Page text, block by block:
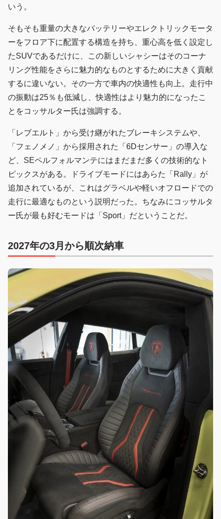
いう。
そもそも重量の大きなバッテリーやエレクトリックモータ
ーをフロア下に配置する構造を持ち、重心高を低く設定し
たSUVであるだけに、この新しいシャシーはそのコーナ
リング性能をさらに魅力的なものとするために大きく貢献
するに違いない。その一方で車内の快適性も向上。走行中
の振動は25％も低減し、快適性はより魅力的になったこ
とをコッサルター氏は強調する。
「レブエルト」から受け継がれたブレーキシステムや、
「フェノメノ」から採用された「6Dセンサー」の導入な
ど、SEペルフォルマンテにはまだまだ多くの技術的なト
ピックスがある。ドライブモードにはあらた「Rally」が
追加されているが、これはグラベルや軽いオフロードでの
走行に最適なものという説明だった。ちなみにコッサルタ
ー氏が最も好むモードは「Sport」だということだ。
2027年の3月から順次納車